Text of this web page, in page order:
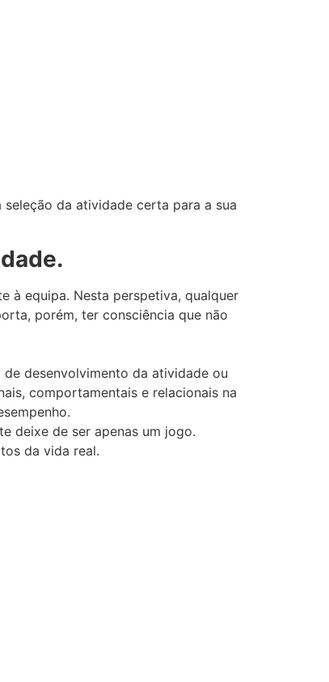
da atividade certa para a sua
à equipa. Nesta perspetiva, qualquer
porém, ter consciência que não
desenvolvimento da atividade ou
comportamentais e relacionais na
deixe de ser apenas um jogo.
da vida real.